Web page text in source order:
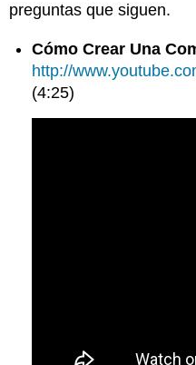
preguntas que siguen.
Cómo Crear Una
http://
(4:25)